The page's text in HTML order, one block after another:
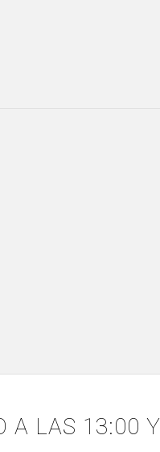
A LAS 13:00